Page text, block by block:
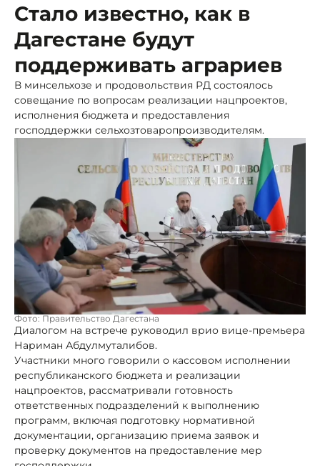
Стало известно, как в
Дагестане будут
поддерживать аграриев
В минсельхозе и продовольствия РД состоялось
совещание по вопросам реализации нацпроектов,
исполнения бюджета и предоставления
господдержки сельхозтоваропроизводителям.
Фото: Правительство Дагестана
Диалогом на встрече руководил врио вице-премьера
Нариман Абдулмуталибов.
Участники много говорили о кассовом исполнении
республиканского бюджета и реализации
нацпроектов, рассматривали готовность
ответственных подразделений к выполнению
программ, включая подготовку нормативной
документации, организацию приема заявок и
проверку документов на предоставление мер